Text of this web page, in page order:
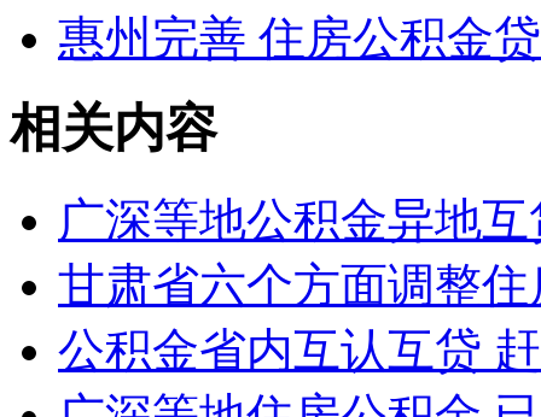
惠州完善 住房公积金
相关内容
广深等地公积金异地
甘肃省六个方面调整
公积金省内互认互贷